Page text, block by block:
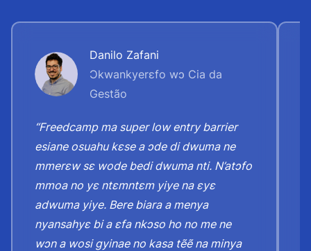
Danilo Zafani
Ɔkwankyerɛfo wɔ Cia da
Gestão
“Freedcamp ma super low entry barrier
esiane osuahu kɛse a ɔde di dwuma ne
mmerɛw sɛ wode bedi dwuma nti. N’atɔfo
mmoa no yɛ ntɛmntɛm yiye na ɛyɛ
adwuma yiye. Bere biara a menya
nyansahyɛ bi a ɛfa nkɔso ho no me ne
wɔn a wosi gyinae no kasa tẽẽ na minya